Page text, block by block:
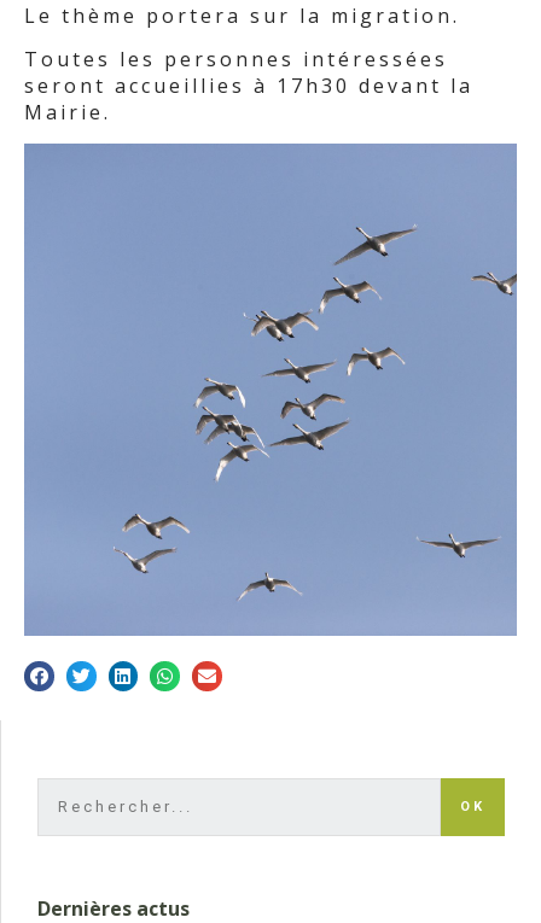
Le thème portera sur la migration.
Toutes les personnes intéressées
seront accueillies à 17h30 devant la
Mairie.
OK
Dernières actus